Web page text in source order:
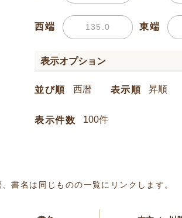
西端 東端
表示オプション
並び順 表示順
表示件数
書名は同じものの一覧にリンクします。